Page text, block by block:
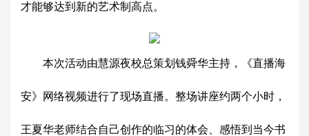
才能够达到新的艺术制高点。
本次活动由慧源夜校总策划钱舜华主持，《直播海
安》网络视频进行了现场直播。整场讲座约两个小时，
王夏华老师结合自己创作的临习的体会、感悟到当今书